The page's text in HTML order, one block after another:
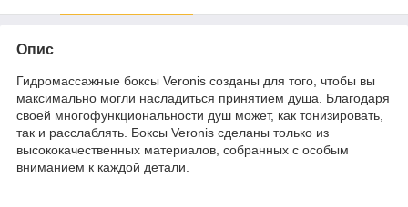
Опис
Гидромассажные боксы Veronis созданы для того, чтобы вы
максимально могли насладиться принятием душа. Благодаря
своей многофункциональности душ может, как тонизировать,
так и расслаблять. Боксы Veronis сделаны только из
высококачественных материалов, собранных с особым
вниманием к каждой детали.